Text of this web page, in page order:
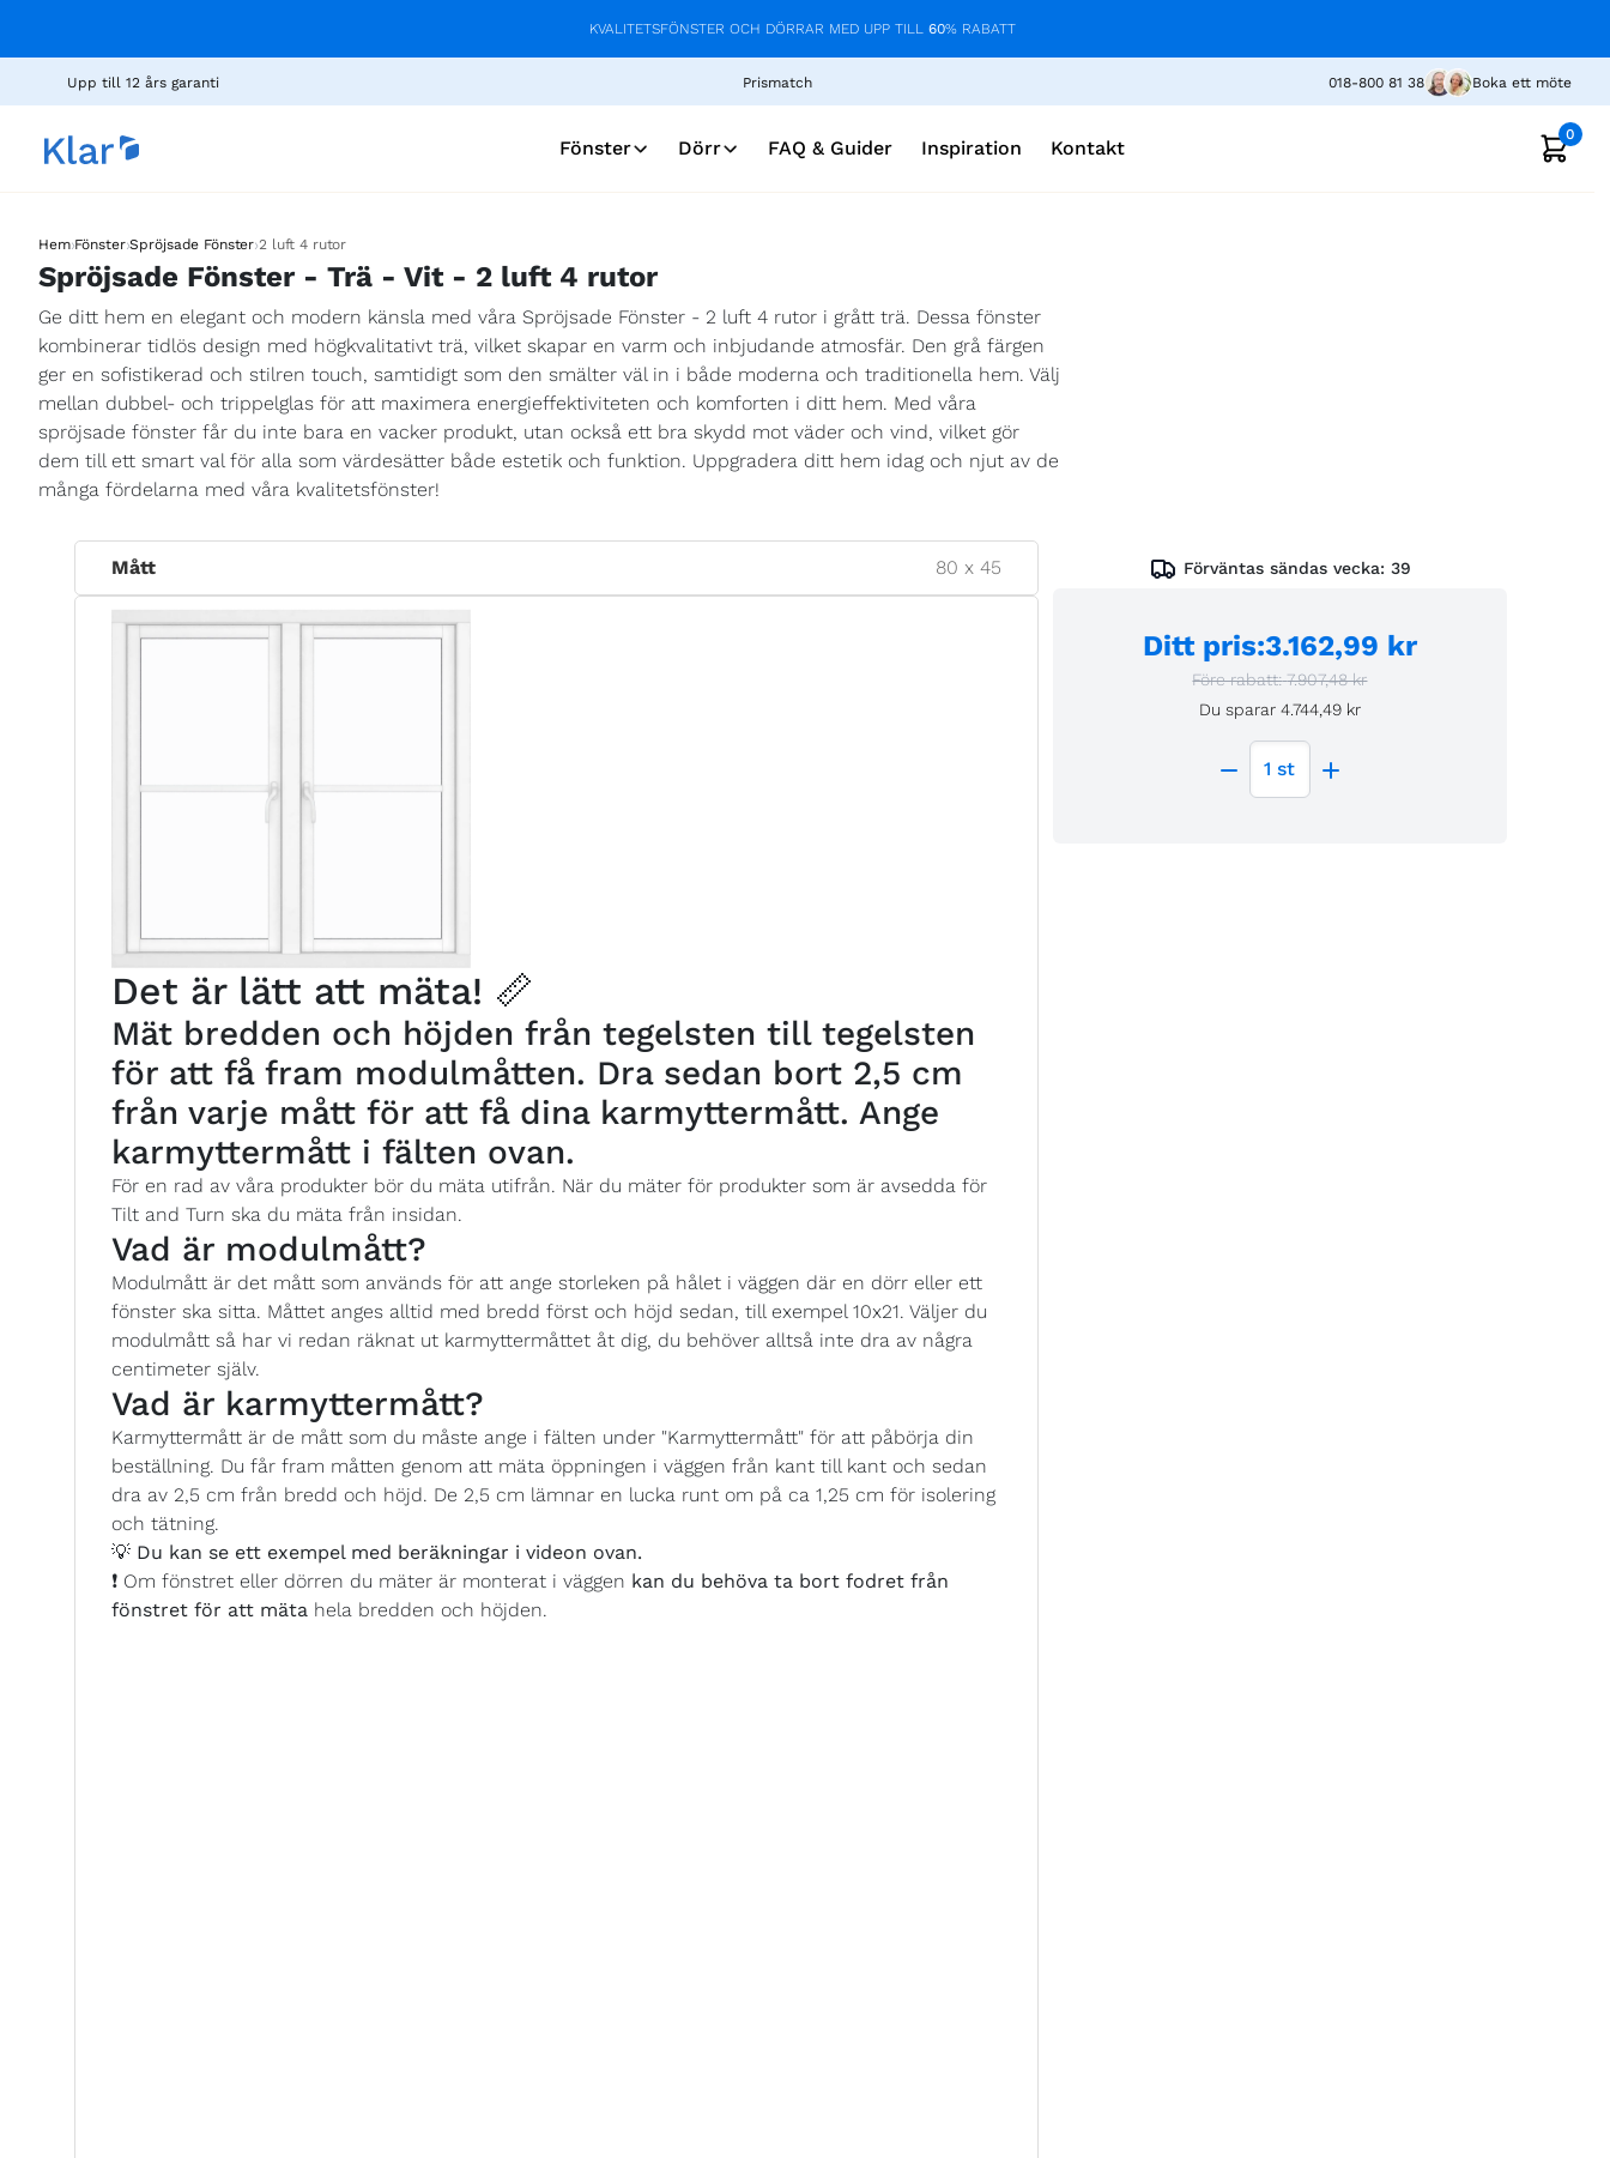
KVALITETSFÖNSTER OCH DÖRRAR MED UPP TILL 60% RABATT
Upp till 12 års garanti Prismatch 018-800 81 38 Boka ett möte
Fönster Dörr FAQ & Guider Inspiration Kontakt
0
Hem›Fönster›Spröjsade Fönster›2 luft 4 rutor
Spröjsade Fönster - Trä - Vit - 2 luft 4 rutor
Ge ditt hem en elegant och modern känsla med våra Spröjsade Fönster - 2 luft 4 rutor i grått trä. Dessa fönster
kombinerar tidlös design med högkvalitativt trä, vilket skapar en varm och inbjudande atmosfär. Den grå färgen
ger en sofistikerad och stilren touch, samtidigt som den smälter väl in i både moderna och traditionella hem. Välj
mellan dubbel- och trippelglas för att maximera energieffektiviteten och komforten i ditt hem. Med våra
spröjsade fönster får du inte bara en vacker produkt, utan också ett bra skydd mot väder och vind, vilket gör
dem till ett smart val för alla som värdesätter både estetik och funktion. Uppgradera ditt hem idag och njut av de
många fördelarna med våra kvalitetsfönster!
Mått 80 x45
Det är lätt att mäta! 📏
Mät bredden och höjden från tegelsten till tegelsten
för att få fram modulmåtten. Dra sedan bort 2,5 cm
från varje mått för att få dina karmyttermått. Ange
karmyttermått i fälten ovan.
För en rad av våra produkter bör du mäta utifrån. När du mäter för produkter som är avsedda för
Tilt and Turn ska du mäta från insidan.
Vad är modulmått?
Modulmått är det mått som används för att ange storleken på hålet i väggen där en dörr eller ett
fönster ska sitta. Måttet anges alltid med bredd först och höjd sedan, till exempel 10x21. Väljer du
modulmått så har vi redan räknat ut karmyttermåttet åt dig, du behöver alltså inte dra av några
centimeter själv.
Vad är karmyttermått?
Karmyttermått är de mått som du måste ange i fälten under "Karmyttermått" för att påbörja din
beställning. Du får fram måtten genom att mäta öppningen i väggen från kant till kant och sedan
dra av 2,5 cm från bredd och höjd. De 2,5 cm lämnar en lucka runt om på ca 1,25 cm för isolering
och tätning.
💡 Du kan se ett exempel med beräkningar i videon ovan.
❗ Om fönstret eller dörren du mäter är monterat i väggen kan du behöva ta bort fodret från
fönstret för att mäta hela bredden och höjden.
Förväntas sändas vecka: 39
Ditt pris:3.162,99 kr
Före rabatt: 7.907,48 kr
Du sparar 4.744,49 kr
1st